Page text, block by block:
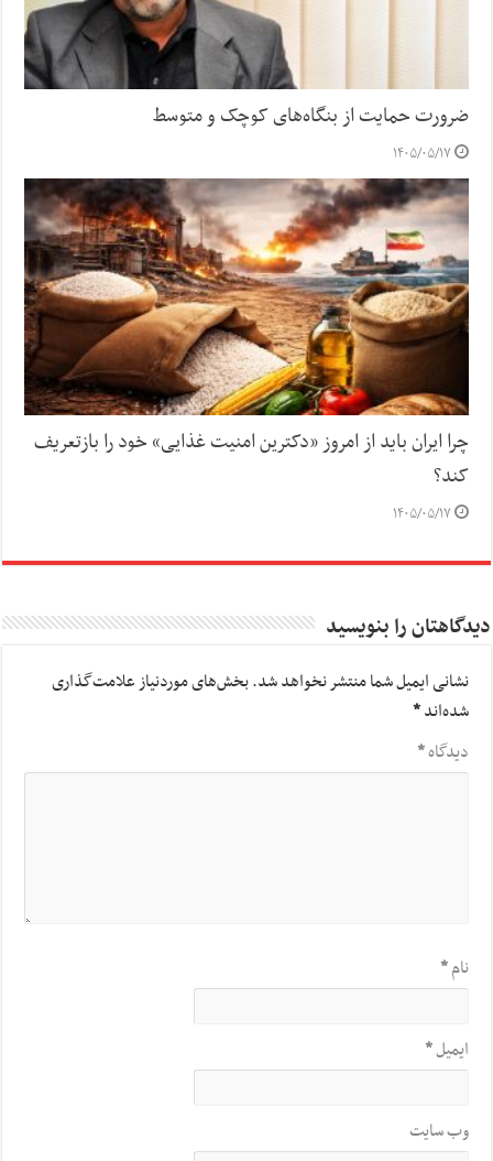
ضرورت حمایت از بنگاه‌های کوچک و متوسط
۱۴۰۵/۰۵/۱۷
چرا ایران باید از امروز «دکترین امنیت غذایی» خود را بازتعریف
کند؟
۱۴۰۵/۰۵/۱۷
دیدگاهتان را بنویسید
نشانی ایمیل شما منتشر نخواهد شد.بخش‌های موردنیاز علامت‌گذاری
شده‌اند*
دیدگاه*
نام*
ایمیل*
وب‌ سایت